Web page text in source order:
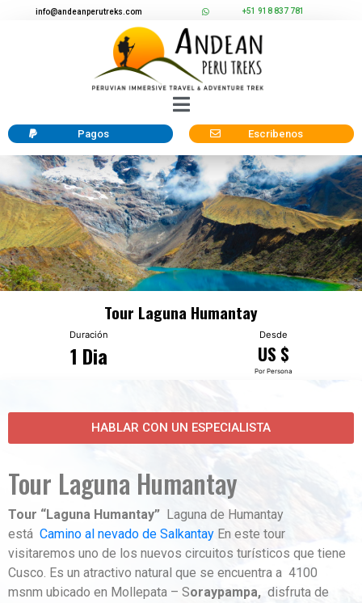
info@andeanperutreks.com +51 918 837 781
Pagos Escribenos
Tour Laguna Humantay
Duración
1 Dia
Desde
US $
Por Persona
HABLAR CON UN ESPECIALISTA
Tour Laguna Humantay
Tour “Laguna Humantay” Laguna de Humantay
está Camino al nevado de Salkantay En este tour
visitaremos uno de los nuevos circuitos turísticos que tiene
Cusco. Es un atractivo natural que se encuentra a 4100
msnm ubicado en Mollepata – Soraypampa, disfruta de